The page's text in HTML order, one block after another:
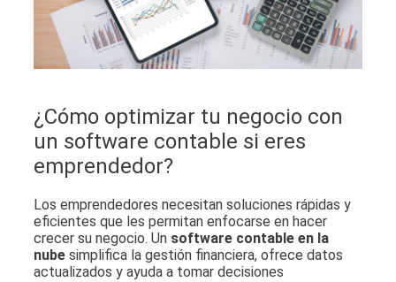
¿Cómo optimizar tu negocio con
un software contable si eres
emprendedor?
Los emprendedores necesitan soluciones rápidas y
eficientes que les permitan enfocarse en hacer
crecer su negocio. Un software contable en la
nube simplifica la gestión financiera, ofrece datos
actualizados y ayuda a tomar decisiones